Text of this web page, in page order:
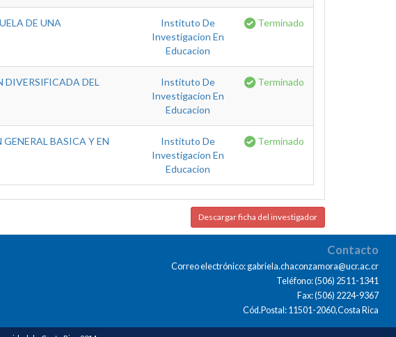
DE UNA
Instituto De
Investigacion En
Educacion
Terminado
DIVERSIFICADA DEL
Instituto De
Investigacion En
Educacion
Terminado
BASICA Y EN
Instituto De
Investigacion En
Educacion
Terminado
Descargar ficha del investigador
Contacto
Correo electrónico: gabriela.chaconzamora@ucr.ac.cr
Teléfono: (506) 2511-1341
Fax: (506) 2224-9367
Cód.Postal: 11501-2060,Costa Rica